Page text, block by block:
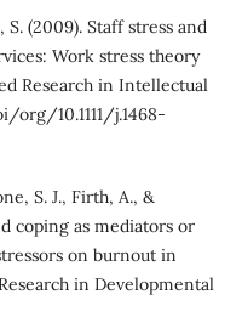
S. (2009). Staff stress and
Work stress theory
Research in Intellectual
org/10.1111/j.1468-
S. J., Firth, A., &
coping as mediators or
on burnout in
in Developmental